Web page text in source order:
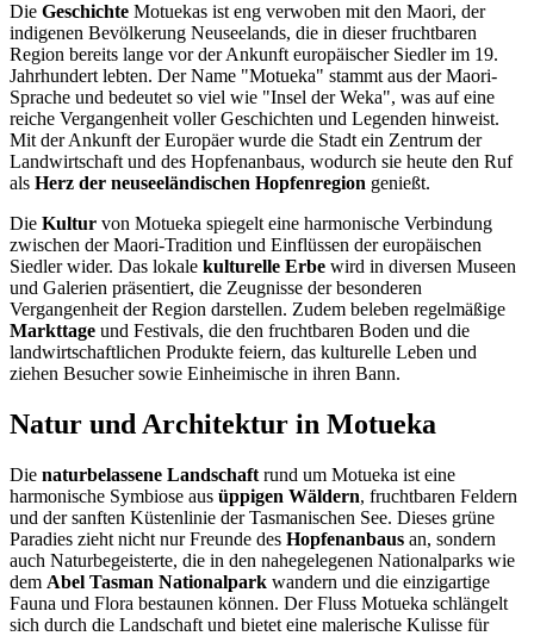
Die Geschichte Motuekas ist eng verwoben mit den Maori, der
indigenen Bevölkerung Neuseelands, die in dieser fruchtbaren
Region bereits lange vor der Ankunft europäischer Siedler im 19.
Jahrhundert lebten. Der Name "Motueka" stammt aus der Maori-
Sprache und bedeutet so viel wie "Insel der Weka", was auf eine
reiche Vergangenheit voller Geschichten und Legenden hinweist.
Mit der Ankunft der Europäer wurde die Stadt ein Zentrum der
Landwirtschaft und des Hopfenanbaus, wodurch sie heute den Ruf
als Herz der neuseeländischen Hopfenregion genießt.
Die Kultur von Motueka spiegelt eine harmonische Verbindung
zwischen der Maori-Tradition und Einflüssen der europäischen
Siedler wider. Das lokale kulturelle Erbe wird in diversen Museen
und Galerien präsentiert, die Zeugnisse der besonderen
Vergangenheit der Region darstellen. Zudem beleben regelmäßige
Markttage und Festivals, die den fruchtbaren Boden und die
landwirtschaftlichen Produkte feiern, das kulturelle Leben und
ziehen Besucher sowie Einheimische in ihren Bann.
Natur und Architektur in Motueka
Die naturbelassene Landschaft rund um Motueka ist eine
harmonische Symbiose aus üppigen Wäldern, fruchtbaren Feldern
und der sanften Küstenlinie der Tasmanischen See. Dieses grüne
Paradies zieht nicht nur Freunde des Hopfenanbaus an, sondern
auch Naturbegeisterte, die in den nahegelegenen Nationalparks wie
dem Abel Tasman Nationalpark wandern und die einzigartige
Fauna und Flora bestaunen können. Der Fluss Motueka schlängelt
sich durch die Landschaft und bietet eine malerische Kulisse für